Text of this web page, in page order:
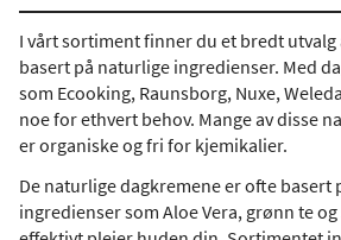
I vårt sortiment finner du et bredt
basert på naturlige ingredienser. Med
som Ecooking, Raunsborg, Nuxe,
noe for ethvert behov. Mange av disse
er organiske og fri for kjemikalier.
De naturlige dagkremene er ofte basert
ingredienser som Aloe Vera, grønn te